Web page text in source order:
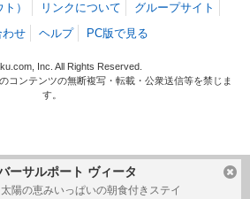
ーサルポート ヴィータ
太陽の恵みいっぱいの朝食付きステイ
）
リンクについて
グループサイト
わせ
ヘルプ PC版で見る
Inc. All Rights Reserved.
コンテンツの無断複写・転載・公衆送信等を禁じま
す。